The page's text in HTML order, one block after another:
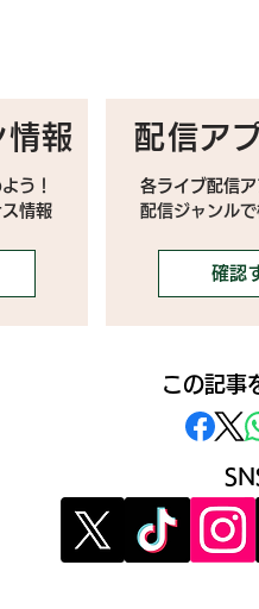
情報
う！
情報
配信ア
各ライブ配信
配信ジャンル
確認
この記事